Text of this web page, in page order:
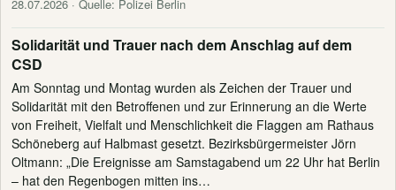
28.07.2026 · Quelle: Polizei Berlin
Solidarität und Trauer nach dem Anschlag auf dem
CSD
Am Sonntag und Montag wurden als Zeichen der Trauer und
Solidarität mit den Betroffenen und zur Erinnerung an die Werte
von Freiheit, Vielfalt und Menschlichkeit die Flaggen am Rathaus
Schöneberg auf Halbmast gesetzt. Bezirksbürgermeister Jörn
Oltmann: „Die Ereignisse am Samstagabend um 22 Uhr hat Berlin
– hat den Regenbogen mitten ins…